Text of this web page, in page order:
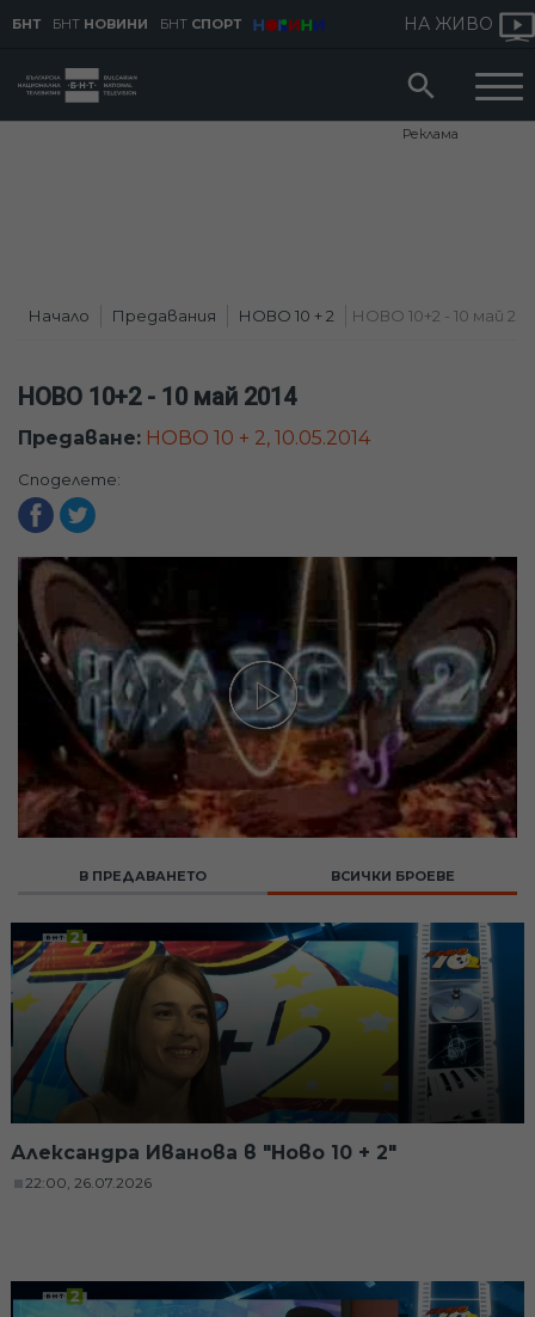
БНТ БНТ НОВИНИ БНТ СПОРТ НА ЖИВО
Реклама
Начало Предавания НОВО 10 + 2 НОВО 10+2 - 10 май
НОВО 10+2 - 10 май 2014
Предаване: НОВО 10 + 2, 10.05.2014
Споделете:
В ПРЕДАВАНЕТО ВСИЧКИ БРОЕВЕ
Александра Иванова в "Ново 10 + 2"
22:00, 26.07.2026